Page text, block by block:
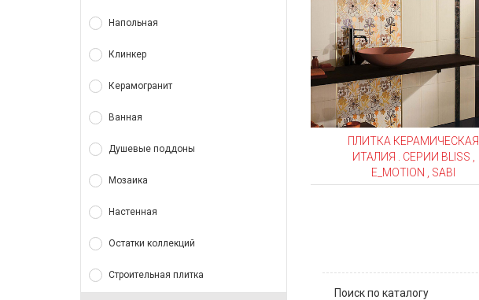
Напольная
Клинкер
Керамогранит
Ванная
Душевые поддоны
Мозаика
Настенная
Остатки коллекций
Строительная плитка
ПЛИТКА КЕРАМИЧЕСКАЯ
ИТАЛИЯ . CЕРИИ BLISS ,
E_MOTION , SABI
Поиск по каталогу